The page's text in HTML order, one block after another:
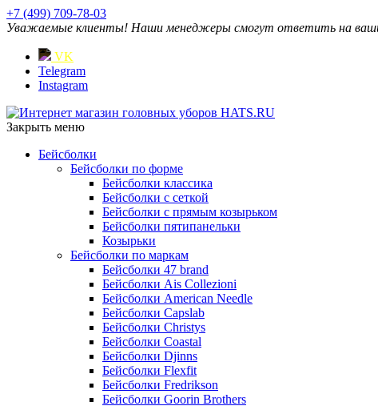
+7 (499) 709-78-03
Уважаемые клиенты! Наши менеджеры смогут ответить на ваши
VK
Telegram
Instagram
Закрыть меню
Бейсболки
Бейсболки по форме
Бейсболки классика
Бейсболки с сеткой
Бейсболки с прямым козырьком
Бейсболки пятипанельки
Козырьки
Бейсболки по маркам
Бейсболки 47 brand
Бейсболки Ais Collezioni
Бейсболки American Needle
Бейсболки Capslab
Бейсболки Christys
Бейсболки Coastal
Бейсболки Djinns
Бейсболки Flexfit
Бейсболки Fredrikson
Бейсболки Goorin Brothers